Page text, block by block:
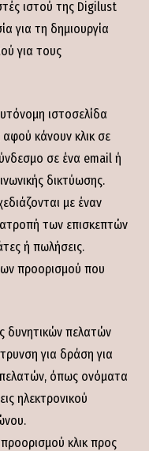
ιστού της Digilust
για τη δημιουργία
για τους
ιστοσελίδα
κάνουν κλικ σε
σε ένα email ή
δικτύωσης.
με έναν
των επισκεπτών
ή πωλήσεις.
προορισμού που
δυνητικών πελατών
για δράση για
όπως ονόματα
ηλεκτρονικού
κλικ προς